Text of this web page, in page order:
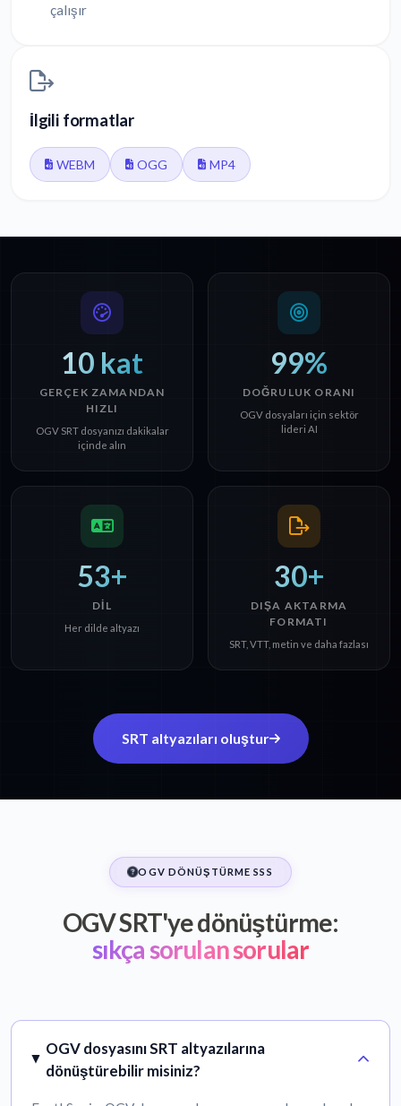
çalışır
İlgili formatlar
WEBM OGG MP4
10 kat
GERÇEK ZAMANDAN
HIZLI
OGV SRT dosyanızı dakikalar
içinde alın
99%
DOĞRULUK ORANI
OGV dosyaları için sektör
lideri AI
53+
DIL
Her dilde altyazı
30+
DIŞA AKTARMA
FORMATI
SRT, VTT, metin ve daha fazlası
SRT altyazıları oluştur
OGV DÖNÜŞTÜRME SSS
OGV SRT'ye dönüştürme:
sıkça sorulan sorular
OGV dosyasını SRT altyazılarına
dönüştürebilir misiniz?